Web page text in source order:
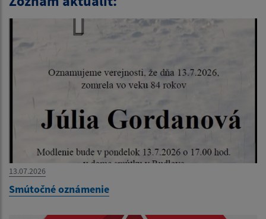
13.07.2026
Smútočné oznámenie